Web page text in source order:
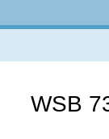
WSB